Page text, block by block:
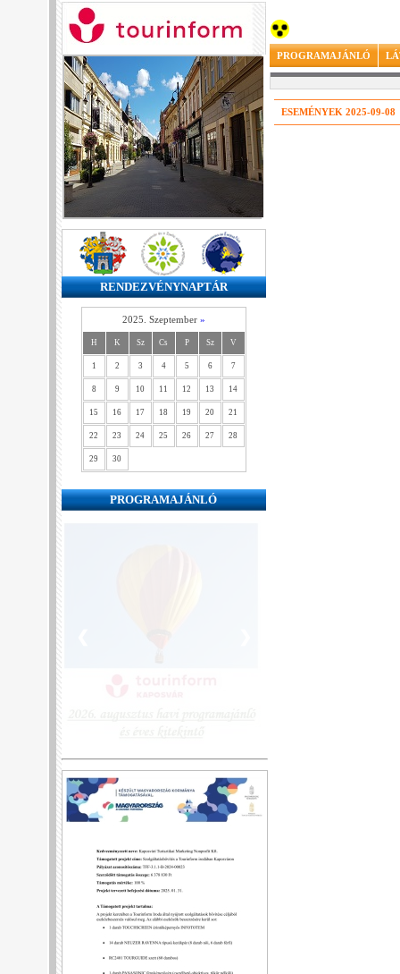
RENDEZVÉNYNAPTÁR
2025. Szeptember »
H K Sz Cs P Sz V
1 2 3 4 5 6 7
8 9 10 11 12 13 14
15 16 17 18 19 20 21
22 23 24 25 26 27 28
29 30
PROGRAMAJÁNLÓ
PROGRAMAJÁNLÓ
ESEMÉNYEK 2025-09-08